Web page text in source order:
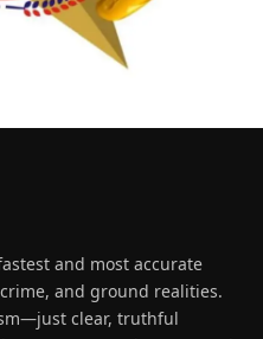
and most accurate
and ground realities.
clear, truthful